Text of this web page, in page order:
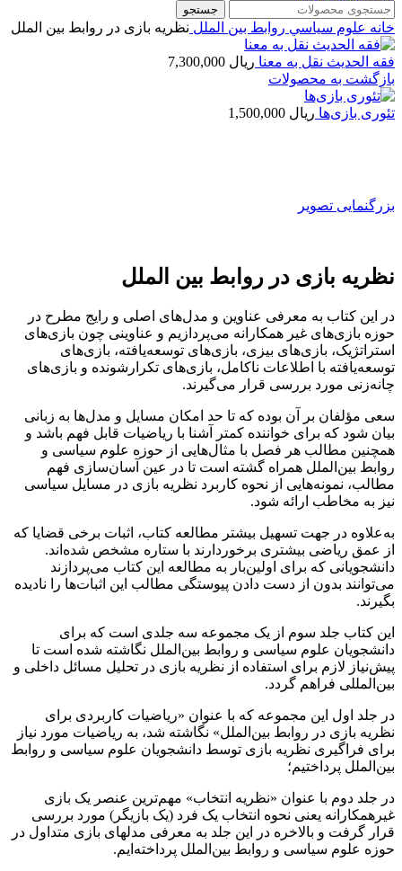
جستجو
خانه علوم سياسي روابط بین الملل نظریه بازی در روابط بین الملل
فقه الحديث نقل به معنا ریال
بازگشت به محصولات
تئوری بازی‌ها ریال
بزرگنمایی تصویر
نظریه بازی در روابط بین الملل
در این کتاب به معرفی عناوین و مدل‌های اصلی و رایج مطرح در
حوزه بازی‌های غیر همکارانه می‌پردازیم و عناوینی چون بازی‌های
استراتژیک، بازی‌های بیزی، بازی‌های توسعه‌یافته، بازی‌های
توسعه‌یافته با اطلاعات ناکامل، بازی‌های تکرارشونده و بازی‌های
چانه‌زنی مورد بررسی قرار می‌گیرند.
سعی مؤلفان بر آن بوده که تا حد امکان مسایل و مدل‌ها به زبانی
بیان شود که برای خواننده کمتر آشنا با ریاضیات قابل فهم باشد و
همچنین مطالب هر فصل با مثال‌هایی از حوزه علوم سیاسی و
روابط بین‌الملل همراه گشته است تا در عین آسان‌سازی فهم
مطالب، نمونه‌هایی از نحوه کاربرد نظریه بازی در مسایل سیاسی
نیز به مخاطب ارائه شود.
به‌علاوه در جهت تسهیل بیشتر مطالعه کتاب، اثبات برخی قضایا که
از عمق ریاضی بیشتری برخوردارند با ستاره مشخص شده‌اند.
دانشجویانی که برای اولین‌بار به مطالعه این کتاب می‌پردازند
می‌توانند بدون از دست دادن پیوستگی مطالب این اثبات‌ها را نادیده
بگیرند.
این کتاب جلد سوم از یک مجموعه سه جلدی است که برای
دانشجویان علوم سیاسی و روابط بین‌الملل نگاشته شده است تا
پیش‌نیاز لازم برای استفاده از نظریه بازی در تحلیل مسائل داخلی و
بین‌المللی فراهم گردد.
در جلد اول این مجموعه که با عنوان «ریاضیات کاربردی برای
نظریه بازی در روابط بین‌الملل» نگاشته شد، به ریاضیات مورد نیاز
برای فراگیری نظریه بازی توسط دانشجویان علوم سیاسی و روابط
بین‌الملل پرداختیم؛
در جلد دوم با عنوان «‌نظریه انتخاب» ‌مهم‌ترین عنصر یک بازی
غیرهمکارانه یعنی نحوه انتخاب یک فرد (یک بازیگر) مورد بررسی
قرار گرفت و بالاخره در این جلد به معرفی مدل­های بازی متداول در
حوزه علوم سیاسی و روابط بین‌الملل پرداخته‌ایم.